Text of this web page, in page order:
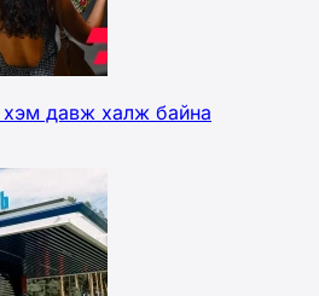
давж халж байна